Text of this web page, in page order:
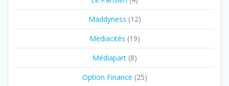
Maddyness (12)
Mediacités (19)
Médiapart(8)
Option Finance (25)